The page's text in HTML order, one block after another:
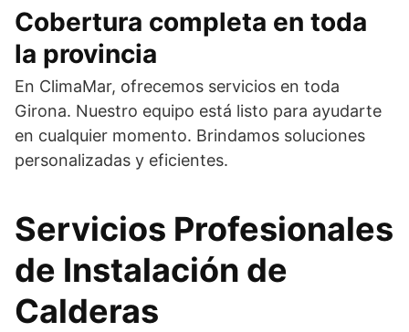
Cobertura completa en toda
la provincia
En ClimaMar, ofrecemos servicios en toda
Girona. Nuestro equipo está listo para ayudarte
en cualquier momento. Brindamos soluciones
personalizadas y eficientes.
Servicios Profesionales
de Instalación de
Calderas